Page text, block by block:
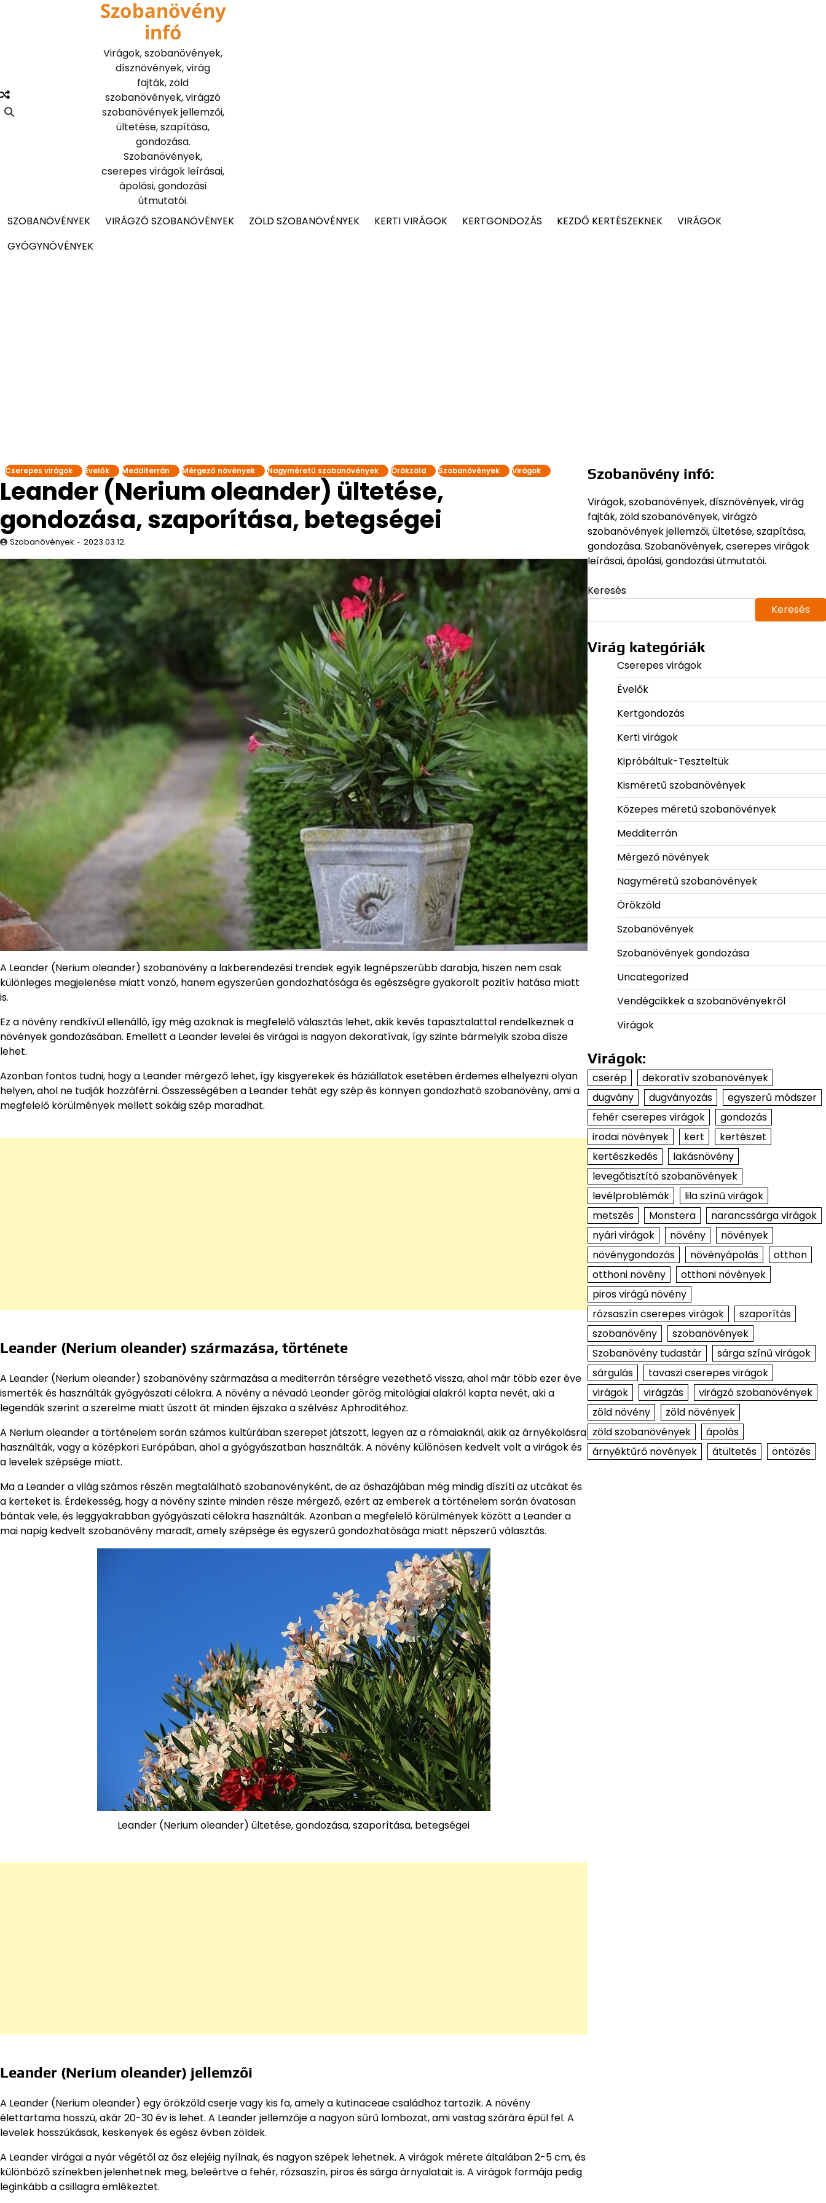
Szobanövény
infó
Virágok, szobanövények,
dísznövények, virág
fajták, zöld
szobanövények, virágzó
szobanövények jellemzői,
ültetése, szapítása,
gondozása.
Szobanövények,
cserepes virágok leírásai,
ápolási, gondozási
útmutatói.
SZOBANÖVÉNYEK
VIRÁGZÓ SZOBANÖVÉNYEK ZÖLD SZOBANÖVÉNYEK KERTI VIRÁGOK KERTGONDOZÁS KEZDŐ KERTÉSZEKNEK
VIRÁGOK
GYÓGYNÖVÉNYEK
Cserepes virágok Évelők Medditerrán Mérgező növények Nagyméretű szobanövények Örökzöld Szobanövények Virágok
Leander (Nerium oleander) ültetése,
gondozása, szaporítása, betegségei
Szobanövények 2023.03.12.
A Leander (Nerium oleander) szobanövény a lakberendezési trendek egyik legnépszerűbb darabja, hiszen nem csak
különleges megjelenése miatt vonzó, hanem egyszerűen gondozhatósága és egészségre gyakorolt pozitív hatása miatt
is.
Ez a növény rendkívül ellenálló, így még azoknak is megfelelő választás lehet, akik kevés tapasztalattal rendelkeznek a
növények gondozásában. Emellett a Leander levelei és virágai is nagyon dekoratívak, így szinte bármelyik szoba dísze
lehet.
Azonban fontos tudni, hogy a Leander mérgező lehet, így kisgyerekek és háziállatok esetében érdemes elhelyezni olyan
helyen, ahol ne tudják hozzáférni. Összességében a Leander tehát egy szép és könnyen gondozható szobanövény, ami a
megfelelő körülmények mellett sokáig szép maradhat.
Leander (Nerium oleander) származása, története
A Leander (Nerium oleander) szobanövény származása a mediterrán térségre vezethető vissza, ahol már több ezer éve
ismerték és használták gyógyászati célokra. A növény a névadó Leander görög mitológiai alakról kapta nevét, aki a
legendák szerint a szerelme miatt úszott át minden éjszaka a szélvész Aphroditéhoz.
A Nerium oleander a történelem során számos kultúrában szerepet játszott, legyen az a rómaiaknál, akik az árnyékolásra
használták, vagy a középkori Európában, ahol a gyógyászatban használták. A növény különösen kedvelt volt a virágok és
a levelek szépsége miatt.
Ma a Leander a világ számos részén megtalálható szobanövényként, de az őshazájában még mindig díszíti az utcákat és
a kerteket is. Érdekesség, hogy a növény szinte minden része mérgező, ezért az emberek a történelem során óvatosan
bántak vele, és leggyakrabban gyógyászati ​​célokra használták. Azonban a megfelelő körülmények között a Leander a
mai napig kedvelt szobanövény maradt, amely szépsége és egyszerű gondozhatósága miatt népszerű választás.
Leander (Nerium oleander) ültetése, gondozása, szaporítása, betegségei
Leander (Nerium oleander) jellemzői
A Leander (Nerium oleander) egy örökzöld cserje vagy kis fa, amely a kutinaceae családhoz tartozik. A növény
élettartama hosszú, akár 20-30 év is lehet. A Leander jellemzője a nagyon sűrű lombozat, ami vastag szárára épül fel. A
levelek hosszúkásak, keskenyek és egész évben zöldek.
A Leander virágai a nyár végétől az ősz elejéig nyílnak, és nagyon szépek lehetnek. A virágok mérete általában 2-5 cm, és
különböző színekben jelenhetnek meg, beleértve a fehér, rózsaszín, piros és sárga árnyalatait is. A virágok formája pedig
leginkább a csillagra emlékeztet.
Szobanövény infó:
Virágok, szobanövények, dísznövények, virág
fajták, zöld szobanövények, virágzó
szobanövények jellemzői, ültetése, szapítása,
gondozása. Szobanövények, cserepes virágok
leírásai, ápolási, gondozási útmutatói.
Keresés
Keresés
Virág kategóriák
Cserepes virágok
Évelők
Kertgondozás
Kerti virágok
Kipróbáltuk-Teszteltük
Kisméretű szobanövények
Közepes méretű szobanövények
Medditerrán
Mérgező növények
Nagyméretű szobanövények
Örökzöld
Szobanövények
Szobanövények gondozása
Uncategorized
Vendégcikkek a szobanövényekről
Virágok
Virágok:
cserép
dekoratív szobanövények
dugvány
dugványozás
egyszerű módszer
fehér cserepes virágok
gondozás
irodai növények
kert
kertészet
kertészkedés
lakásnövény
levegőtisztító szobanövények
levélproblémák
lila színű virágok
metszés
Monstera
narancssárga virágok
nyári virágok
növény
növények
növénygondozás
növényápolás
otthon
otthoni növény
otthoni növények
piros virágú növény
rózsaszín cserepes virágok
szaporítás
szobanövény
szobanövények
Szobanövény tudastár
sárga színű virágok
sárgulás
tavaszi cserepes virágok
virágok
virágzás
virágzó szobanövények
zöld növény
zöld növények
zöld szobanövények
ápolás
árnyéktűrő növények
átültetés öntözés